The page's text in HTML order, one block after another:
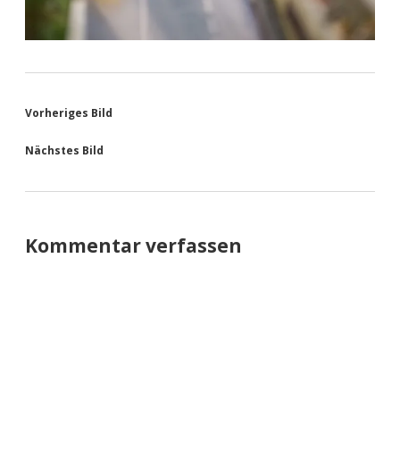
Vorheriges Bild
Nächstes Bild
Kommentar verfassen